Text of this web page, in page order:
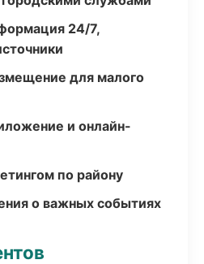
24/7,
для малого
и онлайн-
по району
о важных событиях